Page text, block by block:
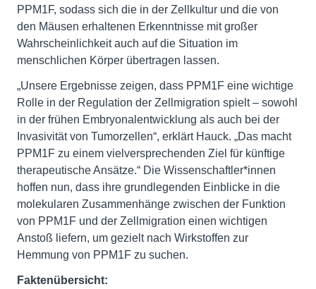
PPM1F, sodass sich die in der Zellkultur und die von
den Mäusen erhaltenen Erkenntnisse mit großer
Wahrscheinlichkeit auch auf die Situation im
menschlichen Körper übertragen lassen.
„Unsere Ergebnisse zeigen, dass PPM1F eine wichtige
Rolle in der Regulation der Zellmigration spielt – sowohl
in der frühen Embryonalentwicklung als auch bei der
Invasivität von Tumorzellen“, erklärt Hauck. „Das macht
PPM1F zu einem vielversprechenden Ziel für künftige
therapeutische Ansätze.“ Die Wissenschaftler*innen
hoffen nun, dass ihre grundlegenden Einblicke in die
molekularen Zusammenhänge zwischen der Funktion
von PPM1F und der Zellmigration einen wichtigen
Anstoß liefern, um gezielt nach Wirkstoffen zur
Hemmung von PPM1F zu suchen.
Faktenübersicht: